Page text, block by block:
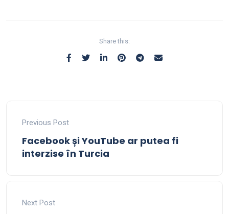
Share this:
Previous Post
Facebook și YouTube ar putea fi
interzise în Turcia
Next Post